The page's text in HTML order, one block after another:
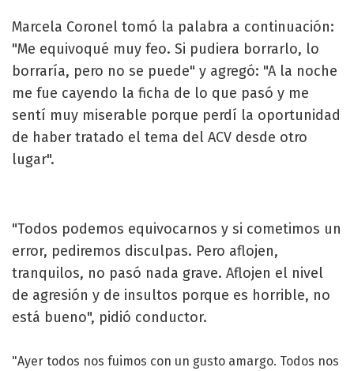
Marcela Coronel tomó la palabra a continuación:
"Me equivoqué muy feo. Si pudiera borrarlo, lo
borraría, pero no se puede" y agregó: "A la noche
me fue cayendo la ficha de lo que pasó y me
sentí muy miserable porque perdí la oportunidad
de haber tratado el tema del ACV desde otro
lugar".
"Todos podemos equivocarnos y si cometimos un
error, pediremos disculpas. Pero aflojen,
tranquilos, no pasó nada grave. Aflojen el nivel
de agresión y de insultos porque es horrible, no
está bueno", pidió conductor.
"Ayer todos nos fuimos con un gusto amargo. Todos nos